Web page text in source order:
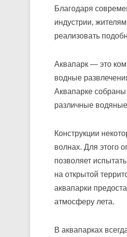
Благодаря
индустрии,
реализовать
Аквапарк — это
водные
Аквапарке
различные
Конструкции
волнах. Для этого
позволяет
на открытой
аквапарки
атмосферу лета.
В аквапарках